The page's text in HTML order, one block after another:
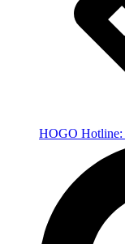
HOGO Hotline: